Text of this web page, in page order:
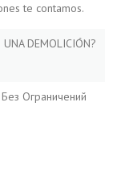
te contamos.
UNA DEMOLICIÓN?
Ограничений